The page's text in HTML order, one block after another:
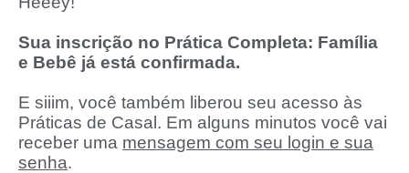
Sua inscrição no Prática Completa: Família
e Bebê já está confirmada.
E siiim, você também liberou seu acesso às
Práticas de Casal. Em alguns minutos você vai
receber uma mensagem com seu login e sua
senha.